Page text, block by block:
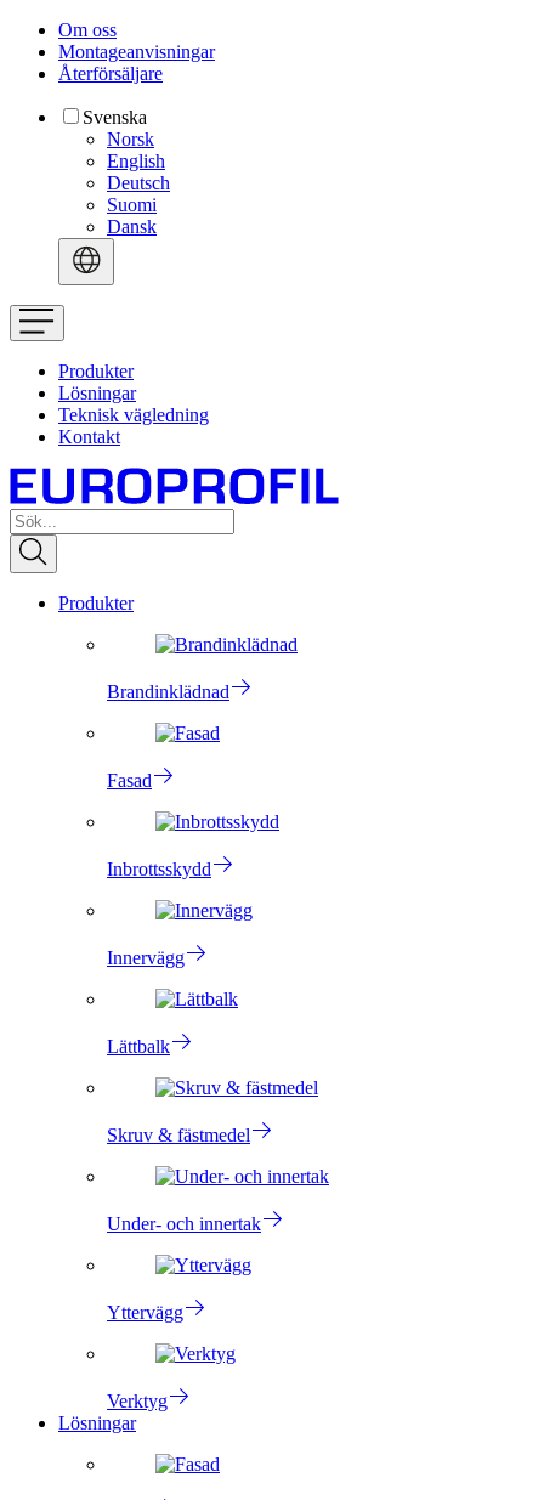
Om oss
Montageanvisningar
Återförsäljare
Svenska
Norsk
English
Deutsch
Suomi
Dansk
Produkter
Lösningar
Teknisk vägledning
Kontakt
Produkter
Brandinklädnad
Fasad
Inbrottsskydd
Innervägg
Lättbalk
Skruv & fästmedel
Under- och innertak
Yttervägg
Verktyg
Lösningar